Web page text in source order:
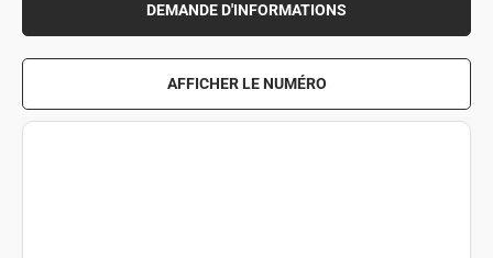
DEMANDE D'INFORMATIONS
AFFICHER LE NUMÉRO